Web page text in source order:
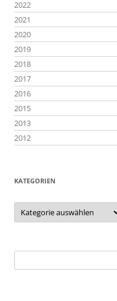
2022
2021
2020
2019
2018
2017
2016
2015
2013
2012
KATEGORIEN
Kategorien
nach: